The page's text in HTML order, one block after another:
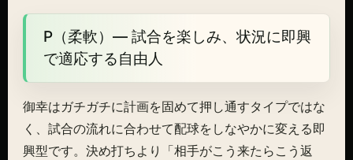
P（柔軟）— 試合を楽しみ、状況に即興
で適応する自由人
御幸はガチガチに計画を固めて押し通すタイプではな
く、試合の流れに合わせて配球をしなやかに変える即
興型です。決め打ちより「相手がこう来たらこう返